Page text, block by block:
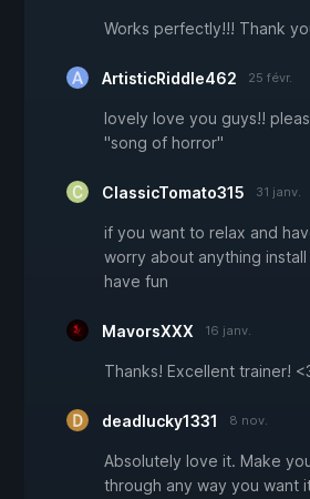
Works perfectly!!! Thank
ArtisticRiddle462 25 févr.
lovely love you guys!!
"song of horror"
ClassicTomato315 31 janv.
if you want to relax and
worry about anything
have fun
MavorsXXX 16 janv.
Thanks! Excellent trainer!
deadlucky1331 8 nov.
Absolutely love it. Make
through any way you want